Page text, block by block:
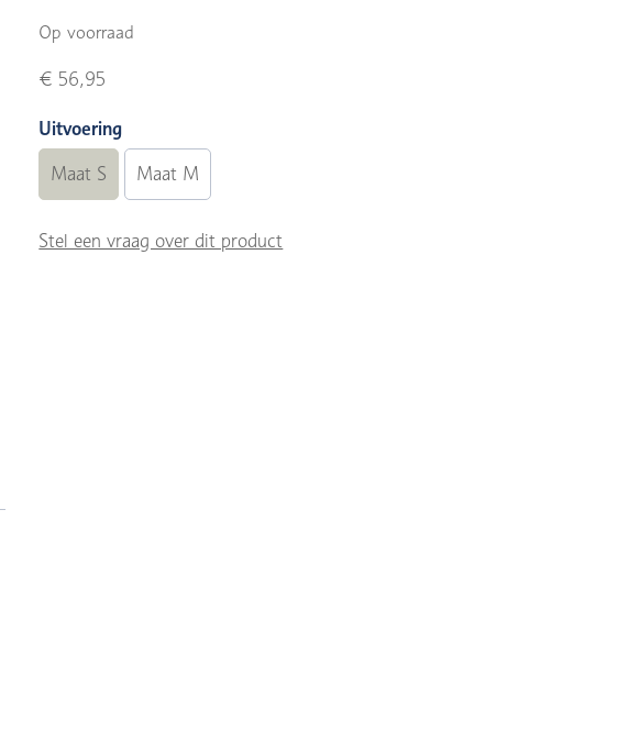
Op voorraad
€ 56,95
Uitvoering
Maat S Maat M
Stel een vraag over dit product